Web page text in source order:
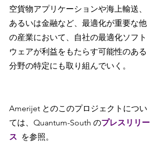
空貨物アプリケーションや海上輸送、
あるいは金融など、最適化が重要な他
の産業において、自社の最適化ソフト
ウェアが利益をもたらす可能性のある
分野の特定にも取り組んでいく。
Amerijet とのこのプロジェクトについ
ては、Quantum-South のプレスリリー
ス を参照。